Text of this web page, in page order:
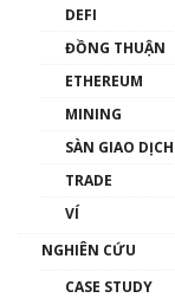
DEFI
ĐỒNG THUẬN
ETHEREUM
MINING
SÀN GIAO DỊCH
TRADE
VÍ
NGHIÊN CỨU
CASE STUDY